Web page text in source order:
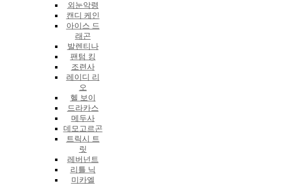
외눈악령
캔디 케인
아이스 드
래곤
발렌티나
팬텀 킹
조련사
레이디 리
오
헬 보이
드라카스
메두사
데모고르곤
트릭시 트
릿
레버넌트
리틀 닉
미카엘